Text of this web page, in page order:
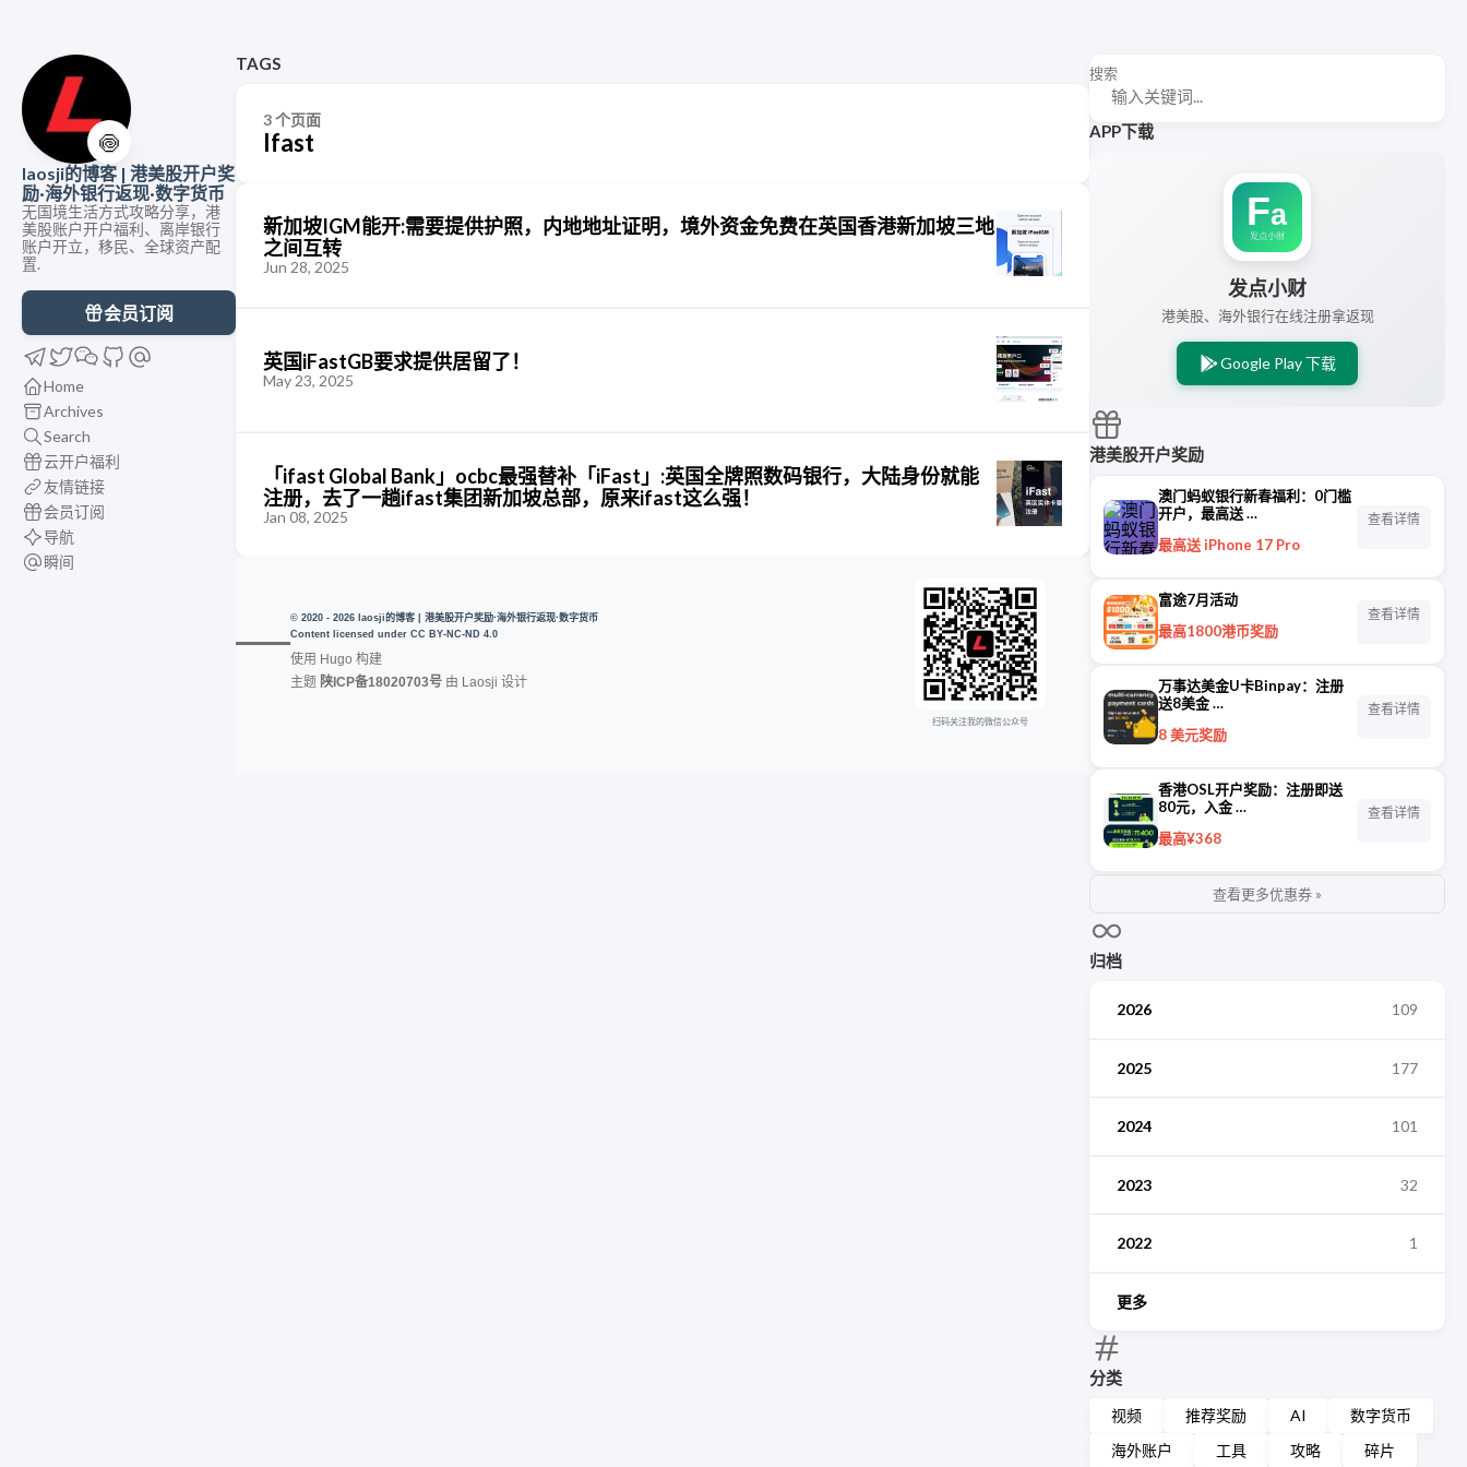
🍥
laosji的博客 | 港美股开户奖
励·海外银行返现·数字货币
无国境生活方式攻略分享，港
美股账户开户福利、离岸银行
账户开立，移民、全球资产配
置.
会员订阅
Home
Archives
Search
云开户福利
友情链接
会员订阅
导航
瞬间
搜索
APP下载
发点小财
港美股、海外银行在线注册拿返现
Google Play 下载
港美股开户奖励
澳门蚂蚁银行新春福利：0门槛
开户，最高送 …
最高送 iPhone 17 Pro
查看详情
富途7月活动
最高1800港币奖励
查看详情
万事达美金U卡Binpay：注册
送8美金 …
8 美元奖励
查看详情
香港OSL开户奖励：注册即送
80元，入金 …
最高¥368
查看详情
查看更多优惠券 »
归档
2026 109
2025 177
2024 101
2023 32
2022 1
更多
分类
视频 推荐奖励 AI
数字货币
海外账户
工具 攻略 碎片
TAGS
3 个页面
Ifast
新加坡IGM能开:需要提供护照，内地地址证明，境外资金免费在英国香港新加坡三地
之间互转
Jun 28, 2025
英国iFastGB要求提供居留了！
May 23, 2025
「ifast Global Bank」ocbc最强替补「iFast」:英国全牌照数码银行，大陆身份就能
注册，去了一趟ifast集团新加坡总部，原来ifast这么强！
Jan 08, 2025
© 2020 - 2026 laosji的博客 | 港美股开户奖励·海外银行返现·数字货币
Content licensed under CC BY-NC-ND 4.0
使用 Hugo 构建
主题 陕ICP备18020703号由 Laosji 设计
扫码关注我的微信公众号